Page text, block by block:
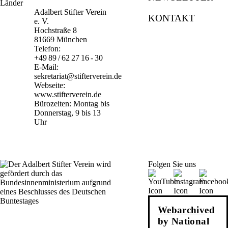
Adalbert Stifter Verein
e. V.
Hochstraße 8
81669 München
Telefon:
+49 89 / 62 27 16 - 30
E-Mail:
sekretariat@stifterverein.de
Webseite:
www.stifterverein.de
Bürozeiten: Montag bis
Donnerstag, 9 bis 13
Uhr
KONTAKT
Folgen Sie uns
Webarchived
by National